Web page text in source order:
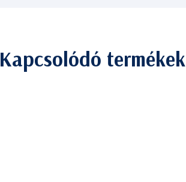
Kapcsolódó termékek